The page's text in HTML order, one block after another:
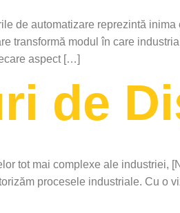
de automatizare reprezintă
transformă modul în care
aspect […]
de
tot mai complexe ale industriei,
procesele industriale. Cu o